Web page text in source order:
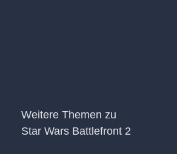
Weitere Themen zu
Star Wars Battlefront 2